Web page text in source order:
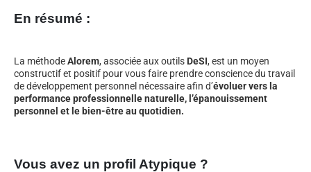
En résumé :
La méthodeAlorem, associée aux outils DeSI, est un moyen
constructif et positif pour vous faire prendre conscience du travail
de développement personnel nécessaire afin d’évoluer vers la
performance professionnelle naturelle, l’épanouissement
personnel et le bien-être au quotidien.
Vous avez un profil Atypique ?